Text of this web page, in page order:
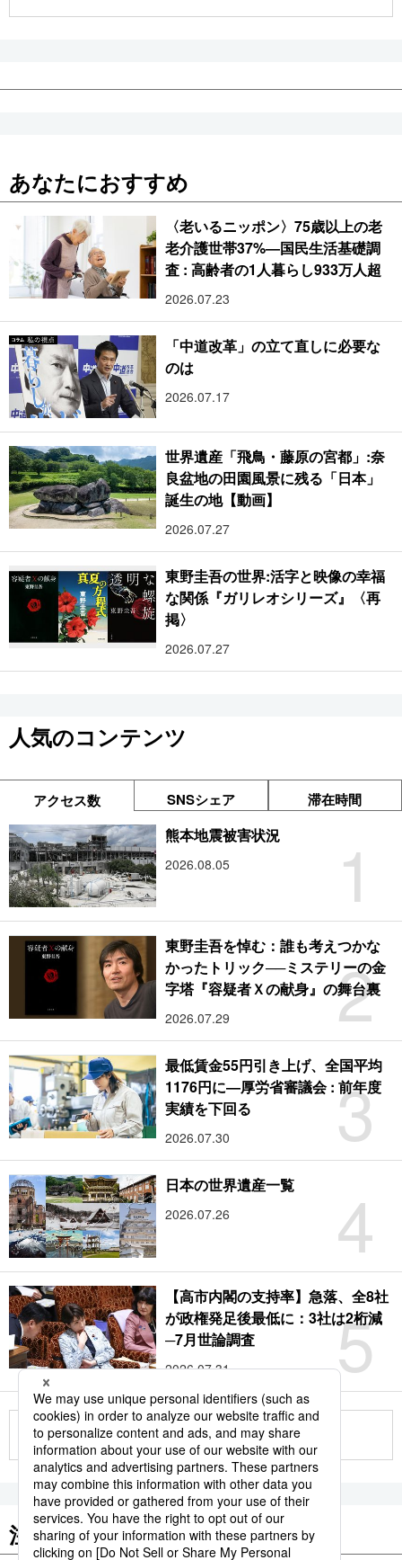
あなたにおすすめ
〈老いるニッポン〉75歳以上の老
老介護世帯37%―国民生活基礎調
査 : 高齢者の1人暮らし933万人超
2026.07.23
「中道改革」の立て直しに必要な
のは
2026.07.17
世界遺産「飛鳥・藤原の宮都」:奈
良盆地の田園風景に残る「日本」
誕生の地【動画】
2026.07.27
東野圭吾の世界:活字と映像の幸福
な関係『ガリレオシリーズ』〈再
掲〉
2026.07.27
人気のコンテンツ
アクセス数 SNSシェア 滞在時間
1
熊本地震被害状況
2026.08.05
2
東野圭吾を悼む：誰も考えつかな
かったトリック──ミステリーの金
字塔『容疑者Ｘの献身』の舞台裏
2026.07.29
3
最低賃金55円引き上げ、全国平均
1176円に―厚労省審議会 : 前年度
実績を下回る
2026.07.30
4
日本の世界遺産一覧
2026.07.26
5
【高市内閣の支持率】急落、全8社
が政権発足後最低に：3社は2桁減
─7月世論調査
2026.07.31
もっと見る
注目のキーワード